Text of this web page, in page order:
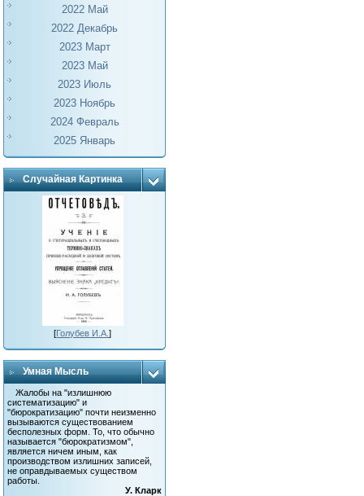
2022 Май
2022 Декабрь
2023 Март
2023 Май
2023 Июль
2023 Ноябрь
2024 Февраль
2025 Январь
Случайная Картинка
[Голубев И.А.]
Умная Мысль
Жалобы на "излишнюю
систематизацию" и
"бюрократизацию" почти неизменно
вызываются существованием
бесполезных форм. То, что обычно
называется "бюрократизмом",
является ничем иным, как
производством излишних записей,
не оправдываемых существом
работы.
У. Кларк